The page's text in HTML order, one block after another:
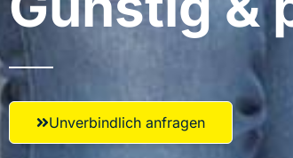
Unverbindlich anfragen